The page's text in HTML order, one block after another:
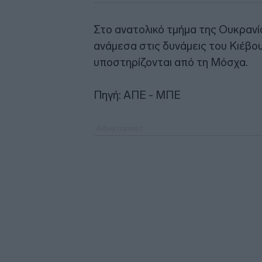
Στο ανατολικό τμήμα της
ανάμεσα στις δυνάμεις του
υποστηρίζονται από τη Μόσχα.
Πηγή: ΑΠΕ - ΜΠΕ